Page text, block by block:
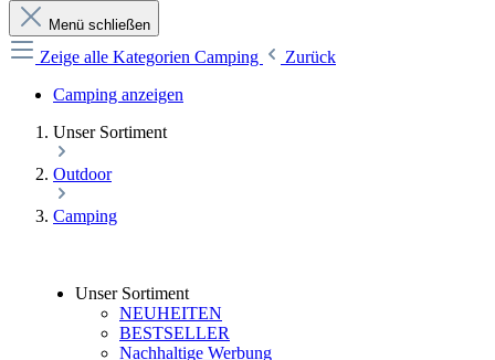
Menü schließen
Zeige alle Kategorien Camping
Zurück
Camping anzeigen
Unser Sortiment
Outdoor
Camping
Unser Sortiment
NEUHEITEN
BESTSELLER
Nachhaltige Werbung